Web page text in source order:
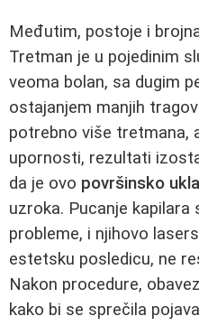
Međutim, postoje i
Tretman je u pojedinim
veoma bolan, sa dugim
ostajanjem manjih
potrebno više tretmana,
upornosti, rezultati
da je ovo površinsko
uzroka. Pucanje kapilara
probleme, i njihovo
estetsku posledicu, ne
Nakon procedure,
kako bi se sprečila